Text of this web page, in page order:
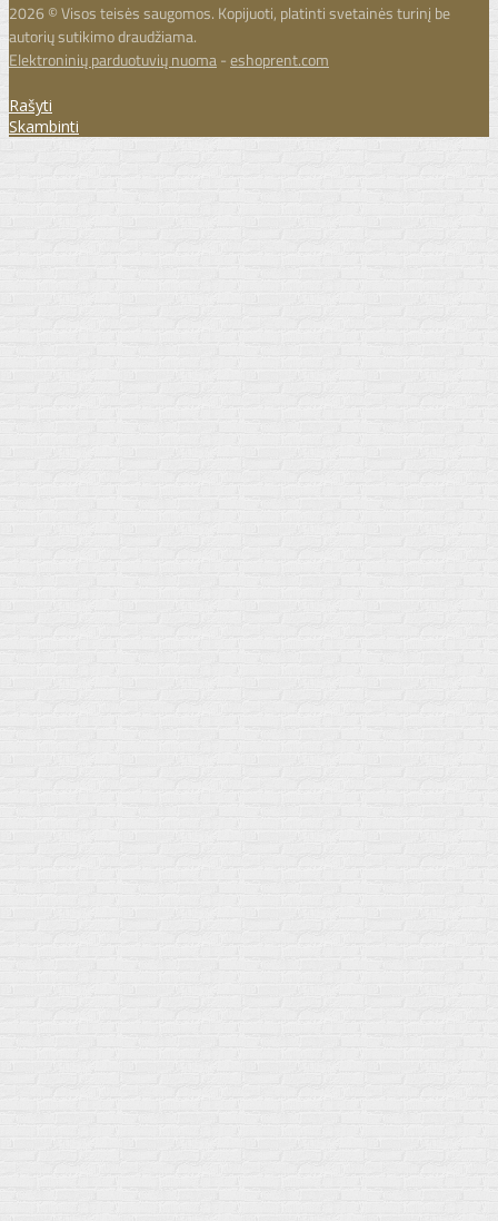
2026 © Visos teisės saugomos. Kopijuoti, platinti svetainės turinį be
autorių sutikimo draudžiama.
Elektroninių parduotuvių nuoma-eshoprent.com
Rašyti
Skambinti